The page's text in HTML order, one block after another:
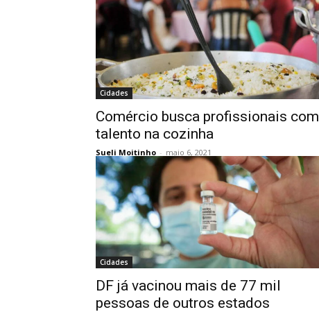
Cidades
Comércio busca profissionais com
talento na cozinha
Sueli Moitinho - maio 6, 2021
Cidades
DF já vacinou mais de 77 mil
pessoas de outros estados